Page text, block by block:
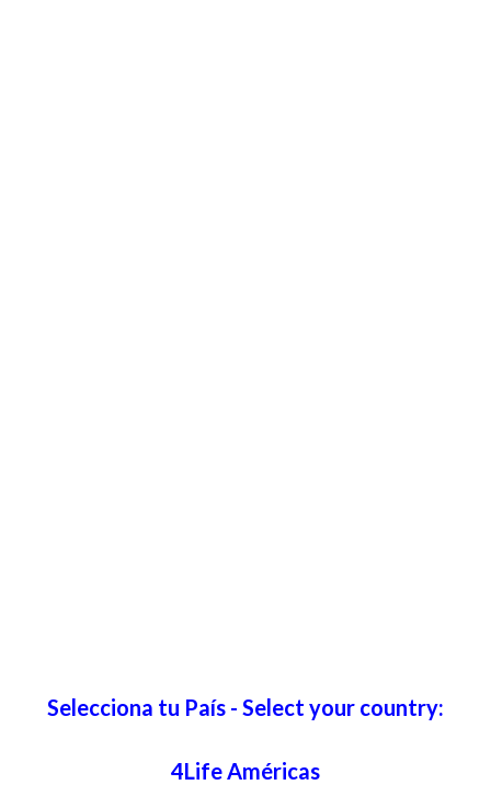
Selecciona tu País - Select your country:
4Life Américas